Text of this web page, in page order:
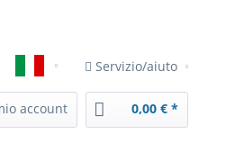
Italiano Servizio/aiuto
account 0,00 € *